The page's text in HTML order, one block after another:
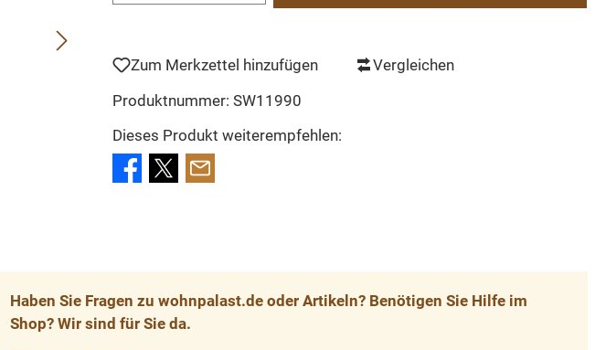
Zum Merkzettel hinzufügen
Vergleichen
Produktnummer: SW11990
Dieses Produkt weiterempfehlen:
Haben Sie Fragen zu wohnpalast.de oder Artikeln? Benötigen Sie Hilfe im
Shop? Wir sind für Sie da.